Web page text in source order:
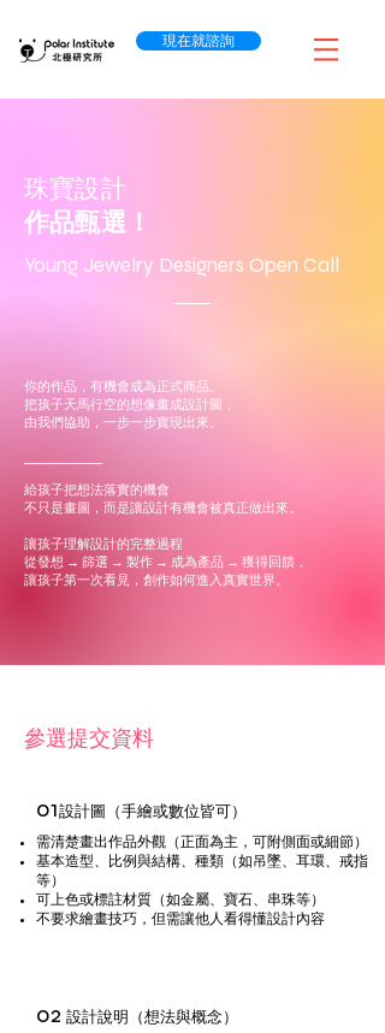
現在就諮詢
​珠寶設計
作品甄選！
Young Jewelry Designers Open Call
你的作品，有機會成為正式商品。
把孩子天馬行空的想像畫成設計圖，
由我們協助，一步一步實現出來。
給孩子把想法落實的機會
不只是畫圖，而是讓設計有機會被真正做出來。
讓孩子理解設計的完整過程
從發想 → 篩選 → 製作 → 成為產品 → 獲得回饋，
讓孩子第一次看見，創作如何進入真實世界。
參選提交資料
01設計圖（手繪或數位皆可）
需清楚畫出作品外觀（正面為主，可附側面或細節）
基本造型、比例與結構、種類（如吊墜、耳環、戒指
等）
可上色或標註材質（如金屬、寶石、串珠等）
不要求繪畫技巧，但需讓他人看得懂設計內容
02 設計說明（想法與概念）